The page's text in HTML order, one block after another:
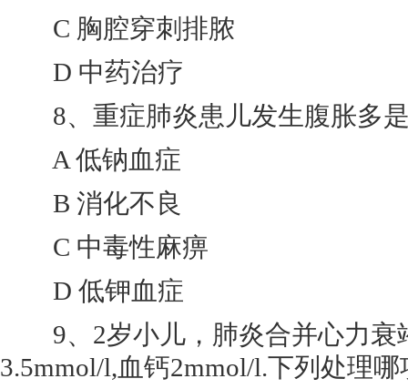
C 胸腔穿刺排脓
D 中药治疗
8、重症肺炎患儿发生腹胀多是
A 低钠血症
B 消化不良
C 中毒性麻痹
D 低钾血症
9、2岁小儿，肺炎合并心力衰
3.5mmol/l,血钙2mmol/l.下列处理哪